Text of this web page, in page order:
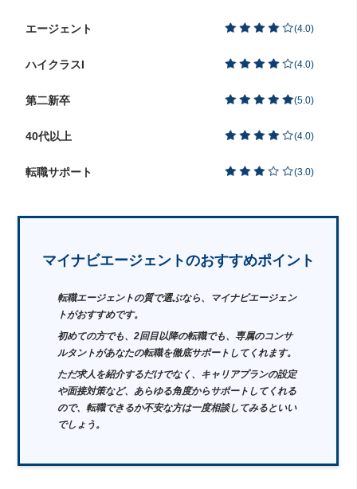
エージェント (4.0)
ハイクラスI (4.0)
第二新卒 (5.0)
40代以上 (4.0)
転職サポート (3.0)
マイナビエージェントのおすすめポイント
転職エージェントの質で選ぶなら、マイナビエージェン
トがおすすめです。
初めての方でも、2回目以降の転職でも、専属のコンサ
ルタントがあなたの転職を徹底サポートしてくれます。
ただ求人を紹介するだけでなく、キャリアプランの設定
や面接対策など、あらゆる角度からサポートしてくれる
ので、転職できるか不安な方は一度相談してみるといい
でしょう。